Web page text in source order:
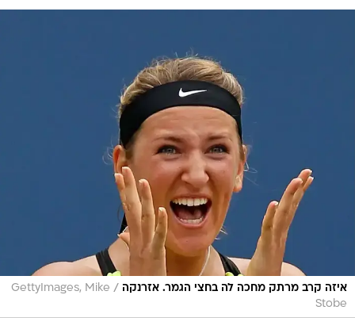
איזה קרב מרתק מחכה לה בחצי הגמר. אזרנקה /
GettyImages, Mike
Stobe